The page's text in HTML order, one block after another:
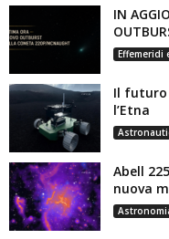
IN
Effemeridi
Il futuro
l’Etna
Abell
nuova